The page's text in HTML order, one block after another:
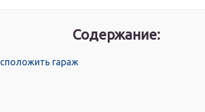
Содержание:
гараж